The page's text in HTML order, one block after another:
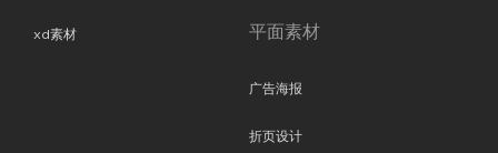
xd素材 平面素材
广告海报
折页设计